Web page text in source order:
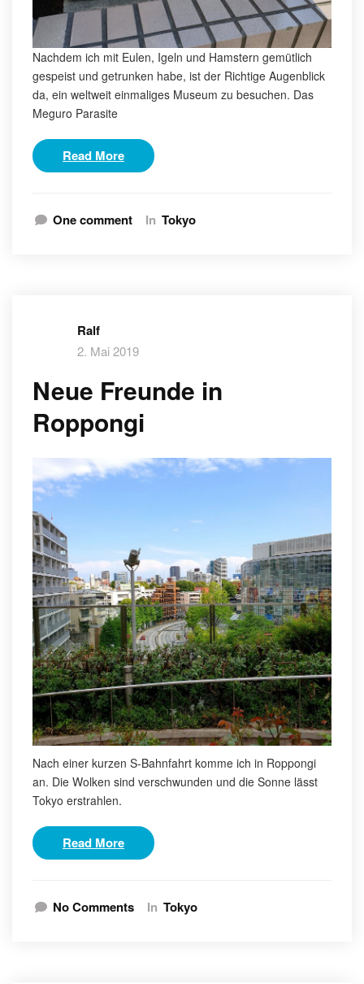
Nachdem ich mit Eulen, Igeln und Hamstern gemütlich
gespeist und getrunken habe, ist der Richtige Augenblick
da, ein weltweit einmaliges Museum zu besuchen. Das
Meguro Parasite
Read More
One comment In Tokyo
Ralf
2. Mai 2019
Neue Freunde in
Roppongi
Nach einer kurzen S-Bahnfahrt komme ich in Roppongi
an. Die Wolken sind verschwunden und die Sonne lässt
Tokyo erstrahlen.
Read More
No Comments In Tokyo